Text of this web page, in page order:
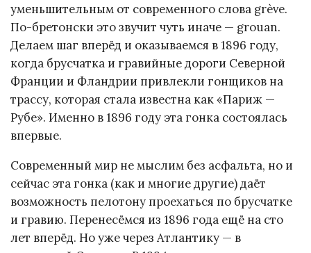
уменьшительным от современного слова grève.
По-бретонски это звучит чуть иначе — grouan.
Делаем шаг вперёд и оказываемся в 1896 году,
когда брусчатка и гравийные дороги Северной
Франции и Фландрии привлекли гонщиков на
трассу, которая стала известна как «Париж —
Рубе». Именно в 1896 году эта гонка состоялась
впервые.
Современный мир не мыслим без асфальта, но и
сейчас эта гонка (как и многие другие) даёт
возможность пелотону проехаться по брусчатке
и гравию. Перенесёмся из 1896 года ещё на сто
лет вперёд. Но уже через Атлантику — в